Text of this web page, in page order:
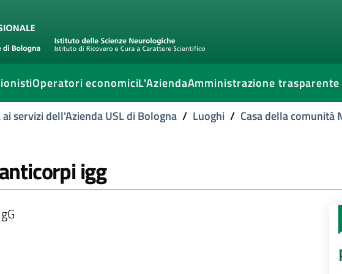
Operatori economiciL'AziendaAmministrazione trasparente
ai servizi dell'Azienda USL di Bologna / Luoghi / Casa della comunità
igg